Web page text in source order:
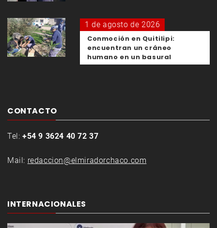
1 de agosto de 2026
Conmoción en Quitilipi:
encuentran un cráneo
humano en un basural
CONTACTO
Tel: +54 9 3624 40 72 37
Mail: redaccion@elmiradorchaco.com
INTERNACIONALES